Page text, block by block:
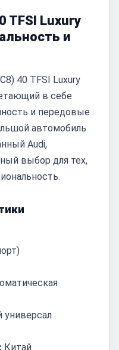
TFSI Luxury
и
40 TFSI Luxury
в себе
и передовые
автомобиль
Audi,
выбор для тех,
Китай